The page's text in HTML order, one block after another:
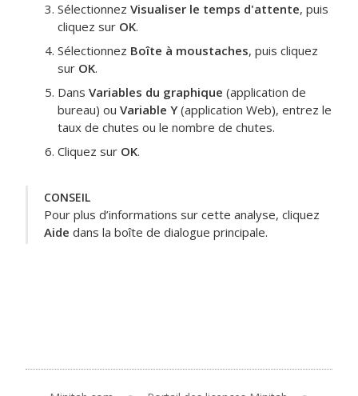
Sélectionnez Visualiser le temps d'attente, puis
cliquez sur OK.
Sélectionnez Boîte à moustaches, puis cliquez
sur OK.
Dans Variables du graphique (application de
bureau) ou Variable Y (application Web), entrez le
taux de chutes ou le nombre de chutes.
Cliquez sur OK.
CONSEIL
Pour plus d’informations sur cette analyse, cliquez
Aide dans la boîte de dialogue principale.